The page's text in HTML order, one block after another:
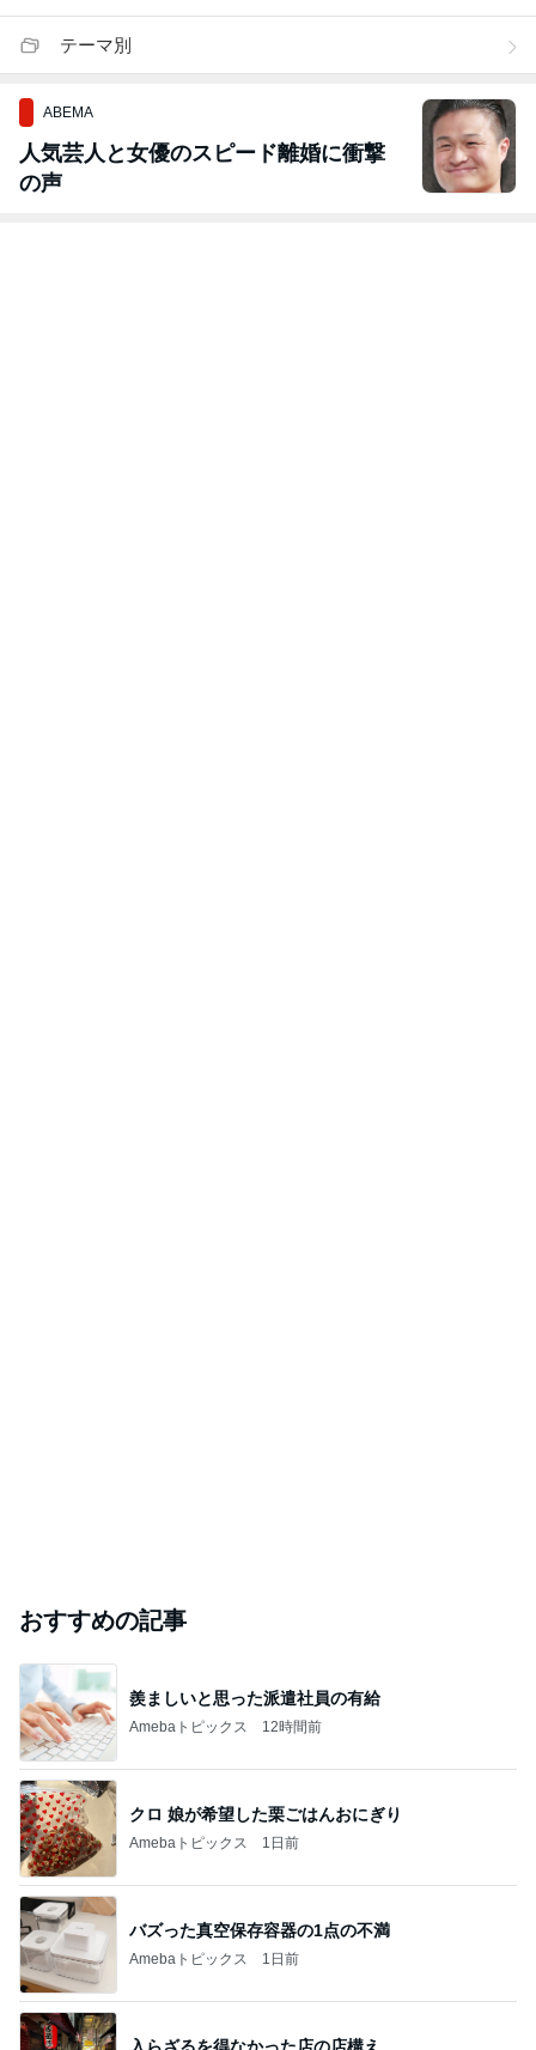
テーマ別
ABEMA
人気芸人と女優のスピード離婚に衝撃
の声
おすすめの記事
羨ましいと思った派遣社員の有給
Amebaトピックス 12時間前
クロ 娘が希望した栗ごはんおにぎり
Amebaトピックス 1日前
バズった真空保存容器の1点の不満
Amebaトピックス 1日前
入らざるを得なかった店の店構え